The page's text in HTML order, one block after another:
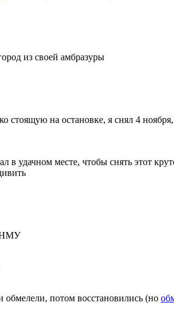
из своей амбразуры
стоящую на остановке, я снял 4
в удачном месте, чтобы снять этот
НМУ
потом восстановились (но